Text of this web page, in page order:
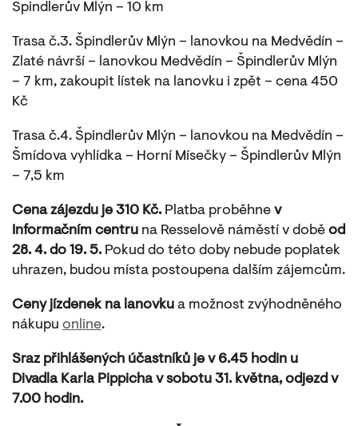
Špindlerův Mlýn – 10 km
Trasa č.3. Špindlerův Mlýn – lanovkou na Medvědín –
Zlaté návrší – lanovkou Medvědín – Špindlerův Mlýn
– 7 km, zakoupit lístek na lanovku i zpět – cena 450
Kč
Trasa č.4. Špindlerův Mlýn – lanovkou na Medvědín –
Šmídova vyhlídka – Horní Mísečky – Špindlerův Mlýn
– 7,5 km
Cena zájezdu je 310 Kč. Platba proběhne v
Informačním centru na Resselově náměstí v době od
28. 4. do 19. 5. Pokud do této doby nebude poplatek
uhrazen, budou místa postoupena dalším zájemcům.
Ceny jízdenek na lanovku a možnost zvýhodněného
nákupu online.
Sraz přihlášených účastníků je v 6.45 hodin u
Divadla Karla Pippicha v sobotu 31. května, odjezd v
7.00 hodin.